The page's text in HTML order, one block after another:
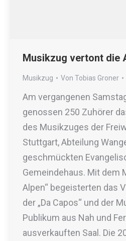
Musikzug vertont die
Musikzug Von Tobias Groner
Am vergangenen
genossen 250 Zuhörer
des Musikzuges der
Stuttgart, Abteilung
geschmückten
Gemeindehaus. Mit dem
Alpen“ begeisterten das
der „Da Capos“ und der
Publikum aus Nah und
ausverkauften Saal. Die